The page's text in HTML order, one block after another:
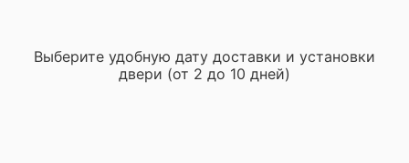
Выберите удобную дату доставки и установки
двери (от 2 до 10 дней)